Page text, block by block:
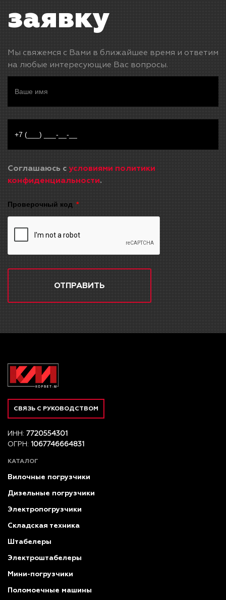
заявку
Мы свяжемся с Вами в ближайшее время и ответим
на любые интересующие Вас вопросы.
Соглашаюсь с условиями политики
конфиденциальности.
Проверочный код
ОТПРАВИТЬ
СВЯЗЬ С РУКОВОДСТВОМ
ИНН: 7720554301
ОГРН: 1067746664831
КАТАЛОГ
Вилочные погрузчики
Дизельные погрузчики
Электропогрузчики
Складская техника
Штабелеры
Электроштабелеры
Мини-погрузчики
Поломоечные машины